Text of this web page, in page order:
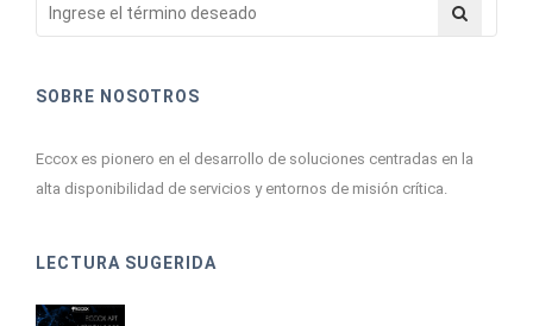
SOBRE NOSOTROS
Eccox es pionero en el desarrollo de soluciones centradas en la
alta disponibilidad de servicios y entornos de misión crítica.
LECTURA SUGERIDA